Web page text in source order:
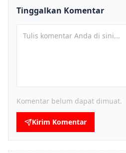
Tinggalkan Komentar
Komentar belum dapat dimuat.
Kirim Komentar